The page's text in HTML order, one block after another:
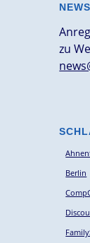
zu
Berlin